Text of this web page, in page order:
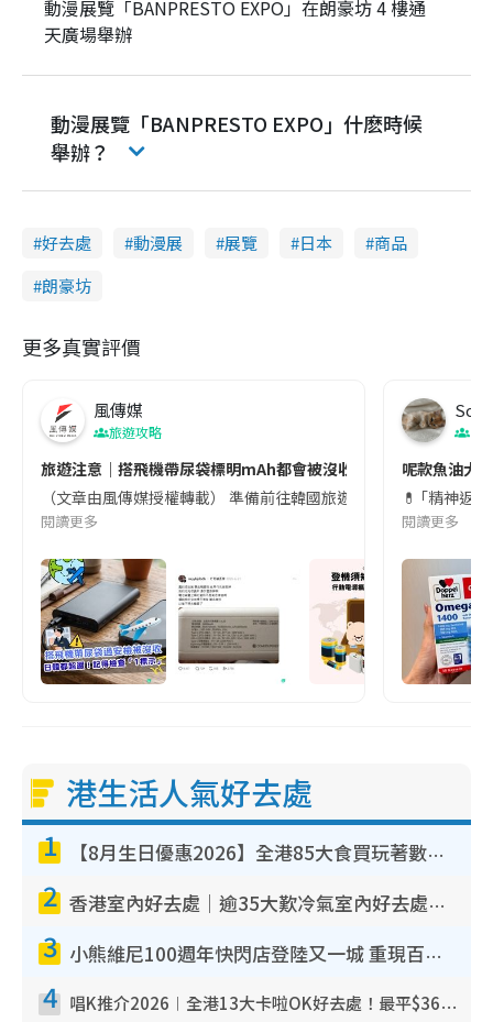
動漫展覽「BANPRESTO EXPO」在朗豪坊 4 樓通
天廣場舉辦
動漫展覽「BANPRESTO EXPO」什麽時候
舉辦？
好去處 動漫展 展覽 日本
商品
朗豪坊
更多真實評價
風傳媒
旅遊攻略
旅遊注意｜搭飛機帶尿袋標明mAh都會被沒收😱出發前切記檢查
（文章由風傳媒授權轉載） 準備前往韓國旅遊的民眾，近期要
閱讀更多
Soul
呢款魚油大
💊 ｢精神返
閱讀更多
港生活人氣好去處
1 【8月生日優惠2026】全港85大食買玩著數攻略 自助餐/火鍋放題同行免費＋誠品/DONKI送現金券
2 香港室內好去處｜逾35大歎冷氣室內好去處推介 室內活動免費避雨無懼落雨
3 小熊維尼100週年快閃店登陸又一城 重現百畝森林經典場景／獨家限定盲盒登場／專屬DIY香水
4 唱K推介2026︱全港13大卡啦OK好去處！最平$36起 日文K都有！(附地址+收費詳情)